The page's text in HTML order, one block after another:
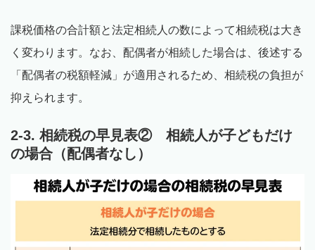
課税価格の合計額と法定相続人の数によって相続税は大き
く変わります。なお、配偶者が相続した場合は、後述する
「配偶者の税額軽減」が適用されるため、相続税の負担が
抑えられます。
2-3. 相続税の早見表② 相続人が子どもだけ
の場合（配偶者なし）